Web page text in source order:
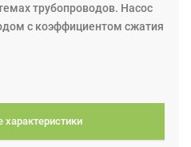
трубопроводов. Насос
с коэффициентом сжатия
длина 230 мм.,
Общая длина
1МПа (10 бар), вес 4,9
характеристики